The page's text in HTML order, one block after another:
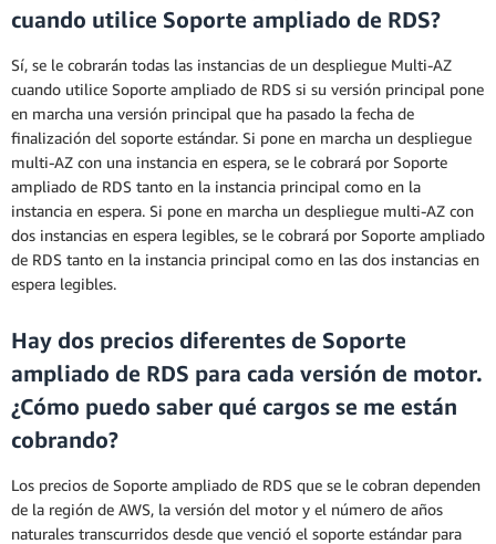
cuando utilice Soporte ampliado de RDS?
Sí, se le cobrarán todas las instancias de un despliegue Multi-AZ
cuando utilice Soporte ampliado de RDS si su versión principal pone
en marcha una versión principal que ha pasado la fecha de
finalización del soporte estándar. Si pone en marcha un despliegue
multi-AZ con una instancia en espera, se le cobrará por Soporte
ampliado de RDS tanto en la instancia principal como en la
instancia en espera. Si pone en marcha un despliegue multi-AZ con
dos instancias en espera legibles, se le cobrará por Soporte ampliado
de RDS tanto en la instancia principal como en las dos instancias en
espera legibles.
Hay dos precios diferentes de Soporte
ampliado de RDS para cada versión de motor.
¿Cómo puedo saber qué cargos se me están
cobrando?
Los precios de Soporte ampliado de RDS que se le cobran dependen
de la región de AWS, la versión del motor y el número de años
naturales transcurridos desde que venció el soporte estándar para